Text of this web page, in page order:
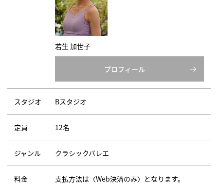
若生 加世子
プロフィール
スタジオ Bスタジオ
定員 12名
ジャンル クラシックバレエ
料金 支払方法は〈Web決済のみ〉となります。